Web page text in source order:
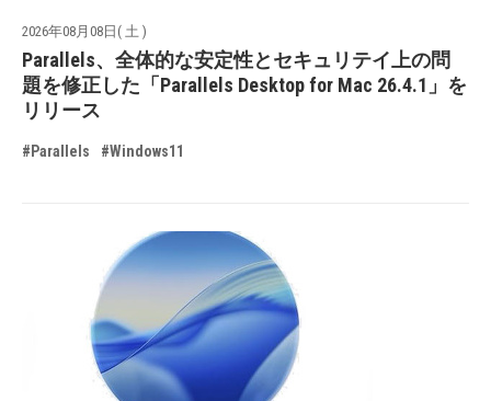
2026年08月08日( 土 )
Parallels、全体的な安定性とセキュリテイ上の問
題を修正した「Parallels Desktop for Mac 26.4.1」を
リリース
#Parallels #Windows11